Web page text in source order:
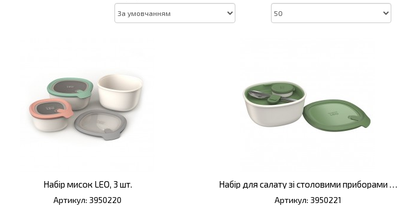
Набір мисок LEO, 3 шт.
Артикул: 3950220
Набір для салату зі столовими приборами LEO
Артикул: 3950221